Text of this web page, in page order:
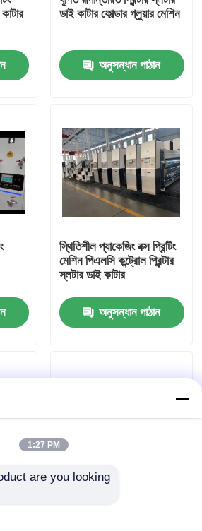
ডাই কাটার ফোল্ডার গ্লুয়ার মেশিন
অনুসন্ধান পাঠান
স্থিতিশীল প্যাকেজিং বক্স প্রিন্টিং
মেশিন পিএলসি কন্ট্রোল প্রিন্টার
স্লটার ডাই কাটার
অনুসন্ধান পাঠান
1:27 PM
are you looking